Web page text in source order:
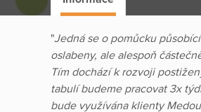
"Jedná se o pomůcku
oslabeny, ale alespoň
Tím dochází k rozvoji
tabulí budeme pracovat 3x
bude využívána klienty